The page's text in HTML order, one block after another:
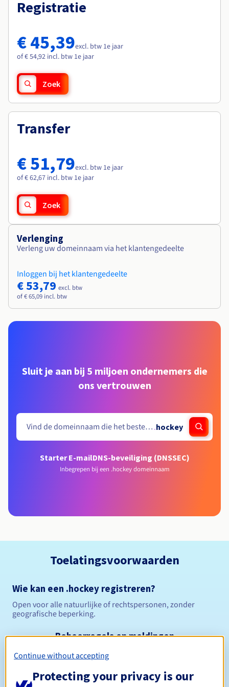
Tarieven
Roadmap & Changelog
Monitoring
Roadmap & Changelog
Roadmap & Changelog
Roadmap & Changelog
Roadmap & Changelog
Registratie
€ 45,39excl. btw 1e jaar
of € 54,92 incl. btw 1e jaar
Zoek
Transfer
€ 51,79excl. btw 1e jaar
of € 62,67 incl. btw 1e jaar
Zoek
Verlenging
Verleng uw domeinnaam via het klantengedeelte
Inloggen bij het klantengedeelte
€ 53,79 excl. btw
of € 65,09 incl. btw
Sluit je aan bij 5 miljoen ondernemers die
ons vertrouwen
.hockey
Starter E-mailDNS-beveiliging (DNSSEC)
Inbegrepen bij een .hockey domeinnaam
Toelatingsvoorwaarden
Wie kan een .hockey registreren?
Open voor alle natuurlijke of rechtspersonen, zonder
geografische beperking.
Beheerregels en meldingen
Registratieperiode
Continue without accepting
Protecting your privacy is our